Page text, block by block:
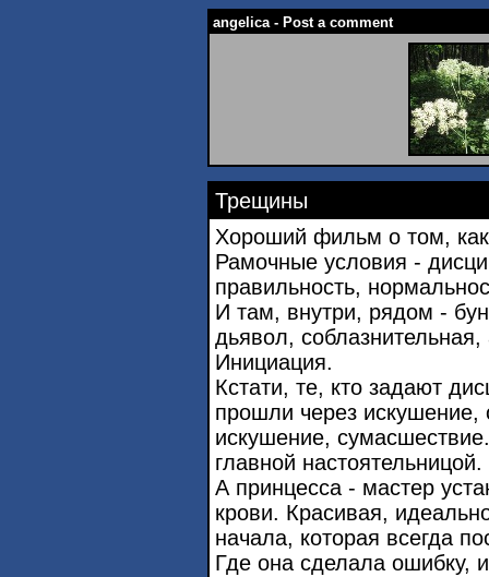
angelica - Post a comment
Трещины
Хороший фильм о том,
Рамочные условия -
правильность,
И там, внутри, рядом -
дьявол,
Инициация.
Кстати, те, кто задают
прошли через
искушение,
главной настоятельницой.
А принцесса - мастер
крови. Красивая,
начала, которая всегда
Где она сделала ошибку,